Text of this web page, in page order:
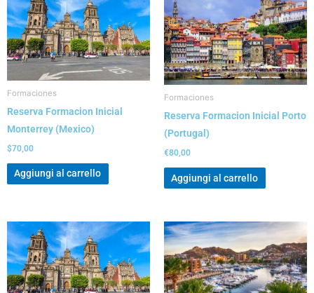
Formaciones
Reserva Formacion Inicial
Monterrey (Mexico)
$70,00
Aggiungi al carrello
Formaciones
Reserva Formacion Inicial Porto
(Portugal)
€80,00
Aggiungi al carrello